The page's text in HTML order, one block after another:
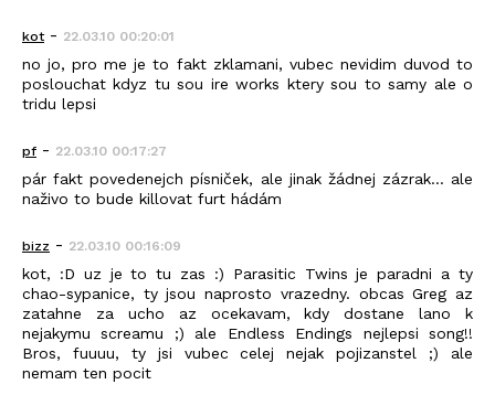
kot- 22.03.10 00:20:01
no jo, pro me je to fakt zklamani, vubec nevidim duvod to
poslouchat kdyz tu sou ire works ktery sou to samy ale o
tridu lepsi
pf - 22.03.10 00:17:27
pár fakt povedenejch písniček, ale jinak žádnej zázrak... ale
naživo to bude killovat furt hádám
bizz - 22.03.10 00:16:09
kot, :D uz je to tu zas :) Parasitic Twins je paradni a ty
chao-sypanice, ty jsou naprosto vrazedny. obcas Greg az
zatahne za ucho az ocekavam, kdy dostane lano k
nejakymu screamu ;) ale Endless Endings nejlepsi song!!
Bros, fuuuu, ty jsi vubec celej nejak pojizanstel ;) ale
nemam ten pocit